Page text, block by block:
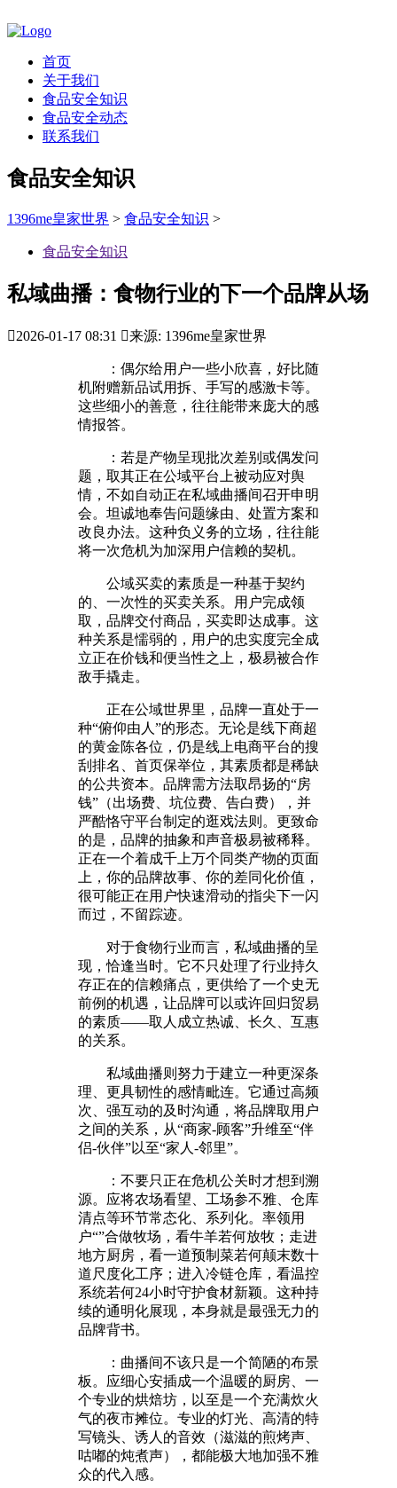
首页
关于我们
食品安全知识
食品安全动态
联系我们
食品安全知识
1396me皇家世界 > 食品安全知识 >
食品安全知识
私域曲播：食物行业的下一个品牌从场
2026-01-17 08:31 来源: 1396me皇家世界
：偶尔给用户一些小欣喜，好比随
机附赠新品试用拆、手写的感激卡等。
这些细小的善意，往往能带来庞大的感
情报答。
：若是产物呈现批次差别或偶发问
题，取其正在公域平台上被动应对舆
情，不如自动正在私域曲播间召开申明
会。坦诚地奉告问题缘由、处置方案和
改良办法。这种负义务的立场，往往能
将一次危机为加深用户信赖的契机。
公域买卖的素质是一种基于契约
的、一次性的买卖关系。用户完成领
取，品牌交付商品，买卖即达成事。这
种关系是懦弱的，用户的忠实度完全成
立正在价钱和便当性之上，极易被合作
敌手撬走。
正在公域世界里，品牌一直处于一
种“俯仰由人”的形态。无论是线下商超
的黄金陈各位，仍是线上电商平台的搜
刮排名、首页保举位，其素质都是稀缺
的公共资本。品牌需方法取昂扬的“房
钱”（出场费、坑位费、告白费），并
严酷恪守平台制定的逛戏法则。更致命
的是，品牌的抽象和声音极易被稀释。
正在一个着成千上万个同类产物的页面
上，你的品牌故事、你的差同化价值，
很可能正在用户快速滑动的指尖下一闪
而过，不留踪迹。
对于食物行业而言，私域曲播的呈
现，恰逢当时。它不只处理了行业持久
存正在的信赖痛点，更供给了一个史无
前例的机遇，让品牌可以或许回归贸易
的素质——取人成立热诚、长久、互惠
的关系。
私域曲播则努力于建立一种更深条
理、更具韧性的感情毗连。它通过高频
次、强互动的及时沟通，将品牌取用户
之间的关系，从“商家-顾客”升维至“伴
侣-伙伴”以至“家人-邻里”。
：不要只正在危机公关时才想到溯
源。应将农场看望、工场参不雅、仓库
清点等环节常态化、系列化。率领用
户“”合做牧场，看牛羊若何放牧；走进
地方厨房，看一道预制菜若何颠末数十
道尺度化工序；进入冷链仓库，看温控
系统若何24小时守护食材新颖。这种持
续的通明化展现，本身就是最强无力的
品牌背书。
：曲播间不该只是一个简陋的布景
板。应细心安插成一个温暖的厨房、一
个专业的烘焙坊，以至是一个充满炊火
气的夜市摊位。专业的灯光、高清的特
写镜头、诱人的音效（滋滋的煎烤声、
咕嘟的炖煮声），都能极大地加强不雅
众的代入感。